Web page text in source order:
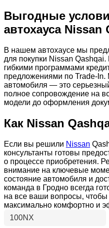
Выгодные
автохауса Nissan
В нашем автохаусе мы
для покупки Nissan
гибкими программами
предложениями по Trade-
автомобиля — это
полное сопровождение на
модели до оформления
Как Nissan
Если вы решили Nissan
консультанты готовы
о процессе приобретения.
внимание на ключевые
состояние автомобиля и
команда в Гродно всегда
на все ваши вопросы,
максимально комфортно и
100NX